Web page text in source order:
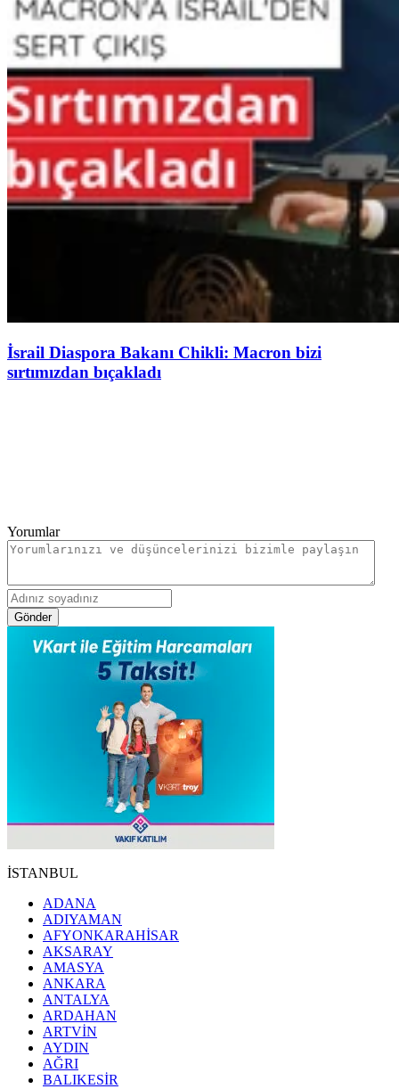
İsrail Diaspora Bakanı Chikli: Macron bizi
sırtımızdan bıçakladı
Yorumlar
Gönder
İSTANBUL
ADANA
ADIYAMAN
AFYONKARAHİSAR
AKSARAY
AMASYA
ANKARA
ANTALYA
ARDAHAN
ARTVİN
AYDIN
AĞRI
BALIKESİR